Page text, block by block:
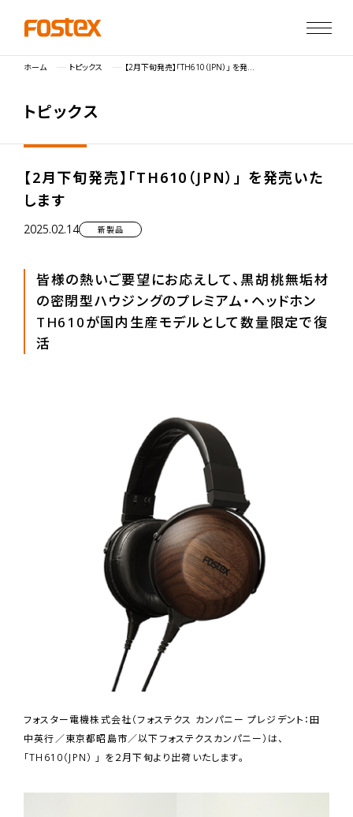
ホーム トピックス 【2月下旬発売】「TH610（JPN）」 を発売いたします
トピックス
【2月下旬発売】「TH610（JPN）」 を発売いた
します
2025.02.14 新製品
皆様の熱いご要望にお応えして、黒胡桃無垢材
の密閉型ハウジングのプレミアム・ヘッドホン
TH610が国内生産モデルとして数量限定で復
活
フォスター電機株式会社（フォステクス カンパニー プレジデント：田
中英行／東京都昭島市／以下フォステクスカンパニー）は、
「TH610（JPN） 」 を２月下旬より出荷いたします。